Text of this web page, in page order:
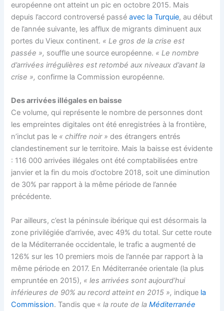
européenne ont atteint un pic en octobre 2015. Mais
depuis l’accord controversé passéavec la Turquie, au début
de l’année suivante, les afflux de migrants diminuent aux
portes du Vieux continent. « Le gros de la crise est
passée », souffle une source européenne. « Le nombre
d’arrivées irrégulières est retombé aux niveaux d’avant la
crise »,confirme la Commission européenne.
Des arrivées illégales en baisse
Ce volume, qui représente le nombre de personnes dont
les empreintes digitales ont été enregistrées à la frontière,
n’inclut pas le « chiffre noir » des étrangers entrés
clandestinement sur le territoire. Mais la baisse est évidente
: 116 000 arrivées illégales ont été comptabilisées entre
janvier et la fin du mois d’octobre 2018, soit une diminution
de 30% par rapport à la même période de l’année
précédente.
Par ailleurs, c’est la péninsule ibérique qui est désormais la
zone privilégiée d’arrivée, avec 49% du total. Sur cette route
de la Méditerranée occidentale, le trafic a augmenté de
126% sur les 10 premiers mois de l’année par rapport à la
même période en 2017. En Méditerranée orientale (la plus
empruntée en 2015), « les arrivées sont aujourd’hui
inférieures de 90% au record atteint en 2015 », indique la
Commission. Tandis que «la route de laMéditerranée